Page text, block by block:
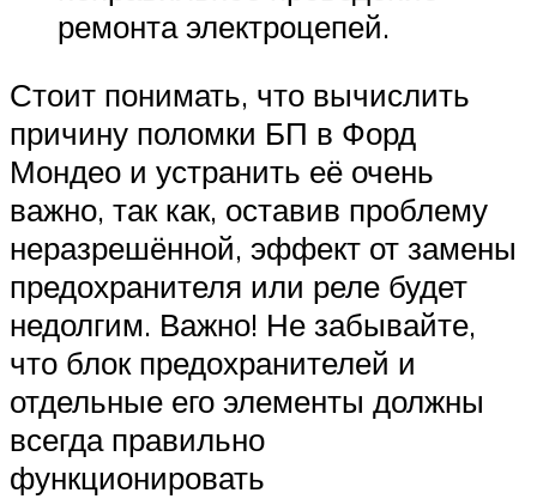
ремонта электроцепей.
Стоит понимать, что вычислить
причину поломки БП в Форд
Мондео и устранить её очень
важно, так как, оставив проблему
неразрешённой, эффект от замены
предохранителя или реле будет
недолгим. Важно! Не забывайте,
что блок предохранителей и
отдельные его элементы должны
всегда правильно
функционировать